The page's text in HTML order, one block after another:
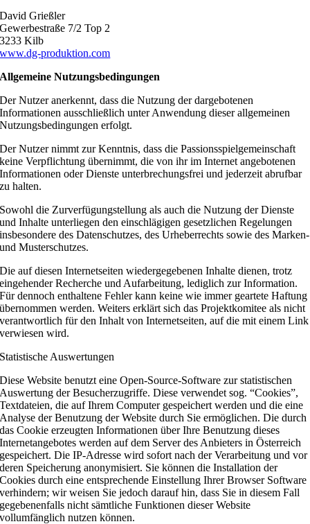
David Grießler
Gewerbestraße 7/2 Top 2
3233 Kilb
www.dg-produktion.com
Allgemeine Nutzungsbedingungen
Der Nutzer anerkennt, dass die Nutzung der dargebotenen
Informationen ausschließlich unter Anwendung dieser allgemeinen
Nutzungsbedingungen erfolgt.
Der Nutzer nimmt zur Kenntnis, dass die Passionsspielgemeinschaft
keine Verpflichtung übernimmt, die von ihr im Internet angebotenen
Informationen oder Dienste unterbrechungsfrei und jederzeit abrufbar
zu halten.
Sowohl die Zurverfügungstellung als auch die Nutzung der Dienste
und Inhalte unterliegen den einschlägigen gesetzlichen Regelungen
insbesondere des Datenschutzes, des Urheberrechts sowie des Marken-
und Musterschutzes.
Die auf diesen Internetseiten wiedergegebenen Inhalte dienen, trotz
eingehender Recherche und Aufarbeitung, lediglich zur Information.
Für dennoch enthaltene Fehler kann keine wie immer geartete Haftung
übernommen werden. Weiters erklärt sich das Projektkomitee als nicht
verantwortlich für den Inhalt von Internetseiten, auf die mit einem Link
verwiesen wird.
Statistische Auswertungen
Diese Website benutzt eine Open-Source-Software zur statistischen
Auswertung der Besucherzugriffe. Diese verwendet sog. “Cookies”,
Textdateien, die auf Ihrem Computer gespeichert werden und die eine
Analyse der Benutzung der Website durch Sie ermöglichen. Die durch
das Cookie erzeugten Informationen über Ihre Benutzung dieses
Internetangebotes werden auf dem Server des Anbieters in Österreich
gespeichert. Die IP-Adresse wird sofort nach der Verarbeitung und vor
deren Speicherung anonymisiert. Sie können die Installation der
Cookies durch eine entsprechende Einstellung Ihrer Browser Software
verhindern; wir weisen Sie jedoch darauf hin, dass Sie in diesem Fall
gegebenenfalls nicht sämtliche Funktionen dieser Website
vollumfänglich nutzen können.